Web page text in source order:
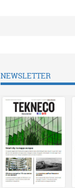
NEWSLETTER